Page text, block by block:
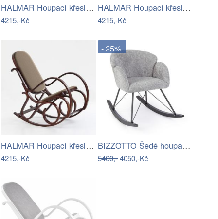
HALMAR Houpací křeslo Maxov olše
4215,-Kč
HALMAR Houpací křeslo Maxov wenge
4215,-Kč
HALMAR Houpací křeslo Mexus wenge
4215,-Kč
- 25%
BIZZOTTO Šedé houpací křeslo SIBILLA
5400,-4050,-Kč